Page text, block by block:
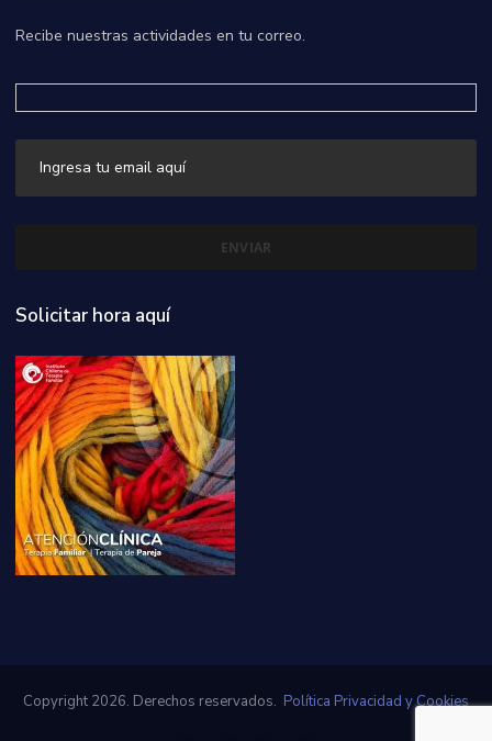
Recibe nuestras actividades en tu correo.
Solicitar hora aquí
Copyright 2026. Derechos reservados. Política Privacidad y Cookies